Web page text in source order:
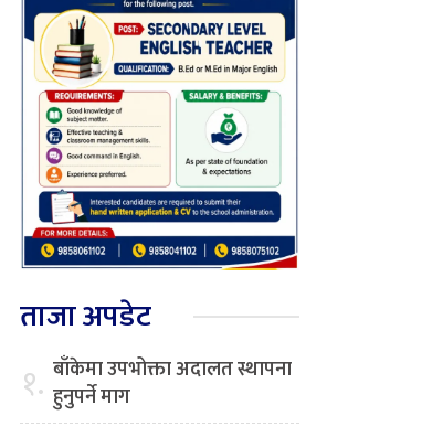
ताजा अपडेट
१. बाँकेमा उपभोक्ता अदालत स्थापना
हुनुपर्ने माग